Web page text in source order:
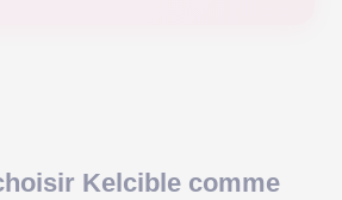
Kelcible comme